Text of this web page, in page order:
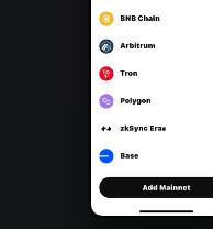
Português (Portugal)
Bahasa Indonesia
Português (Brasil)
Español (Argentina)